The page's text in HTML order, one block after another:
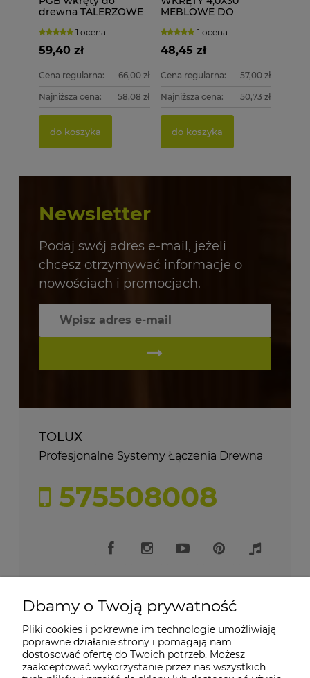
drewna TALERZOWE
szt. + BIT1 ocena
59,40 zł
Cena regularna: 66,00 zł
Najniższa cena: 58,08 zł
do koszyka
MEBLOWE DO
4x30
1 ocena
48,45 zł
Cena regularna: 57,00 zł
Najniższa cena: 50,73 zł
do koszyka
Newsletter
Podaj swój adres e-mail, jeżeli
chcesz otrzymywać informacje o
nowościach i promocjach.
TOLUX
Profesjonalne Systemy Łączenia Drewna
575508008
Moje konto
Płatności i dostawa
Dbamy o Twoją prywatność
Pliki cookies i pokrewne im technologie umożliwiają
poprawne działanie strony i pomagają nam
dostosować ofertę do Twoich potrzeb. Możesz
zaakceptować wykorzystanie przez nas wszystkich